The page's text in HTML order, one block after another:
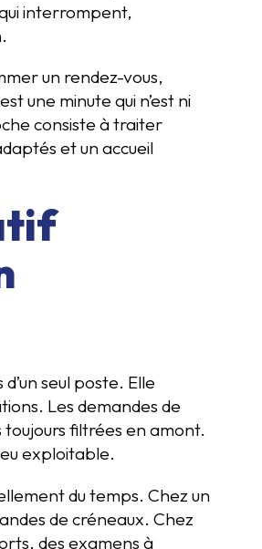
interrompent,
un rendez-vous,
une minute qui n’est ni
consiste à traiter
et un accueil
seul poste. Elle
Les demandes de
filtrées en amont.
exploitable.
du temps. Chez un
de créneaux. Chez
des examens à